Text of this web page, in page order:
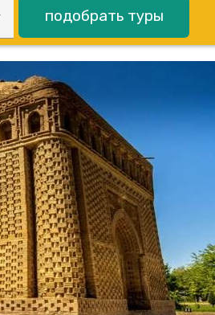
подобрать туры